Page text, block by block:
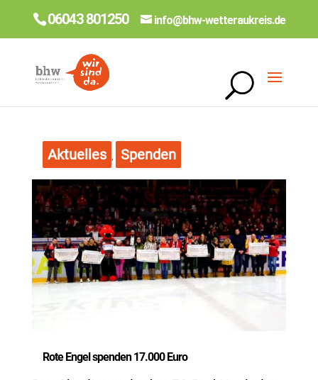
06043 801250 info@bhw-wetteraukreis.de
Aktuelles , Spenden
Rote Engel spenden 17.000 Euro